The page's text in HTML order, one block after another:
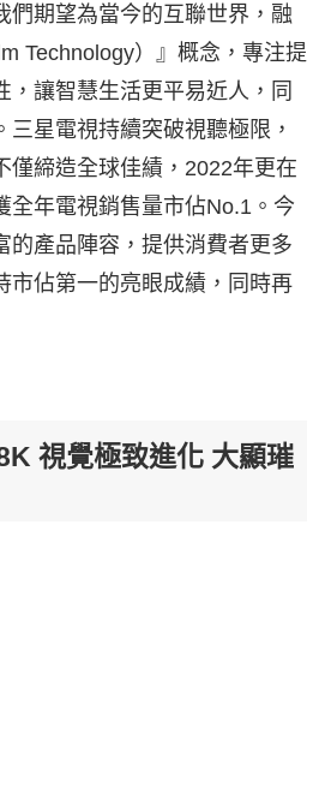
們期望為當今的互聯世界，融
Technology）』概念，專注提
，讓智慧生活更平易近人，同
三星電視持續突破視聽極限，
僅締造全球佳績，2022年更在
全年電視銷售量市佔No.1。今
的產品陣容，提供消費者更多
市佔第一的亮眼成績，同時再
視覺極致進化 大顯璀